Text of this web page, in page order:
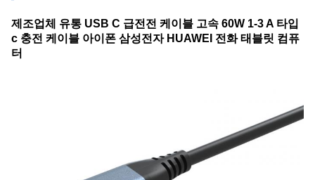
제조업체 유통 USB C 급전전 케이블 고속 60W 1-3 A 타입
c 충전 케이블 아이폰 삼성전자 HUAWEI 전화 태블릿 컴퓨
터